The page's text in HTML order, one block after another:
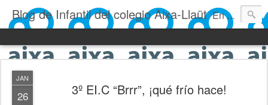
Blog de Infantil del colegio Aixa-Llaüt En nuestro blog verás las actividades del día a día de Infantil, de los alumnos de 0 a 6 años: los talleres, los experimentos, las rutinas, las clases, los patios, etc. ¡Todo aquello que los más pequeños no saben contar!
JAN
26 3º EI.C “Brrr”, ¡qué frío hace!